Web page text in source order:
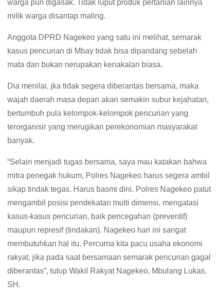
warga pun digasak. Tidak luput produk pertanian lainnya
milik warga disantap maling.
Anggota DPRD Nagekeo yang satu ini melihat, semarak
kasus pencurian di Mbay tidak bisa dipandang sebelah
mata dan bukan nerupakan kenakalan biasa.
Dia menilai, jka tidak segera diberantas bersama, maka
wajah daerah masa depan akan semakin subur kejahatan,
bertumbuh pula kelompok-kelompok pencurian yang
terorganisir yang merugikan perekonomian masyarakat
banyak.
“Selain menjadi tugas bersama, saya mau katakan bahwa
mitra penegak hukum, Polres Nagekeo harus segera ambil
sikap tindak tegas. Harus basmi dini. Polres Nagekeo patut
mengambil posisi pendekatan multi dimensi, mengatasi
kasus-kasus pencurian, baik pencegahan (preventif)
maupun represif (tindakan). Nagekeo hari ini sangat
membutuhkan hal itu. Percuma kita pacu usaha ekonomi
rakyat, jika pada saat bersamaan semarak pencurian gagal
diberantas”, tutup Wakil Rakyat Nagekeo, Mbulang Lukas,
SH.